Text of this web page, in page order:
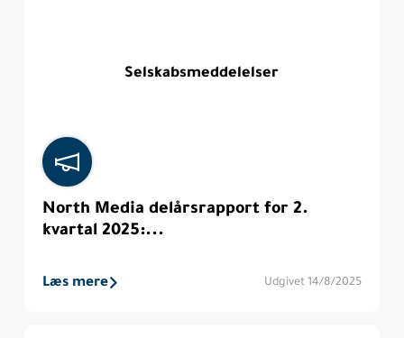
Selskabsmeddelelser
North Media delårsrapport for 2.
kvartal 2025:...
Læs mere Udgivet 14/8/2025